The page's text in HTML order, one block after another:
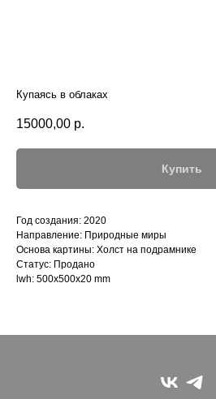
Купаясь в облаках
15000,00 р.
Купить
Год создания: 2020
Направление: Природные миры
Основа картины: Холст на подрамнике
Статус: Продано
lwh: 500x500x20 mm